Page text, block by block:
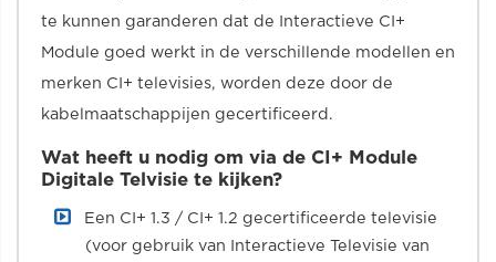
te kunnen garanderen dat de Interactieve CI+
Module goed werkt in de verschillende modellen en
merken CI+ televisies, worden deze door de
kabelmaatschappijen gecertificeerd.
Wat heeft u nodig om via de CI+ Module
Digitale Telvisie te kijken?
Een CI+ 1.3 / CI+ 1.2 gecertificeerde televisie
(voor gebruik van Interactieve Televisie van